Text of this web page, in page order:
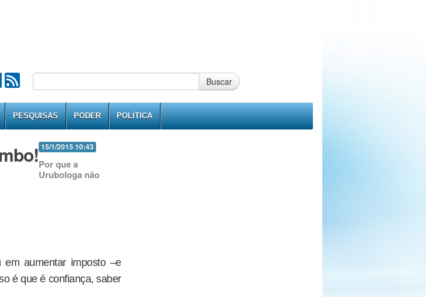
Buscar
PESQUISAS PODER POLÍTICA
15/1/2015 10:43
Por que a
Urubologa não
em aumentar imposto –e
é que é confiança, saber